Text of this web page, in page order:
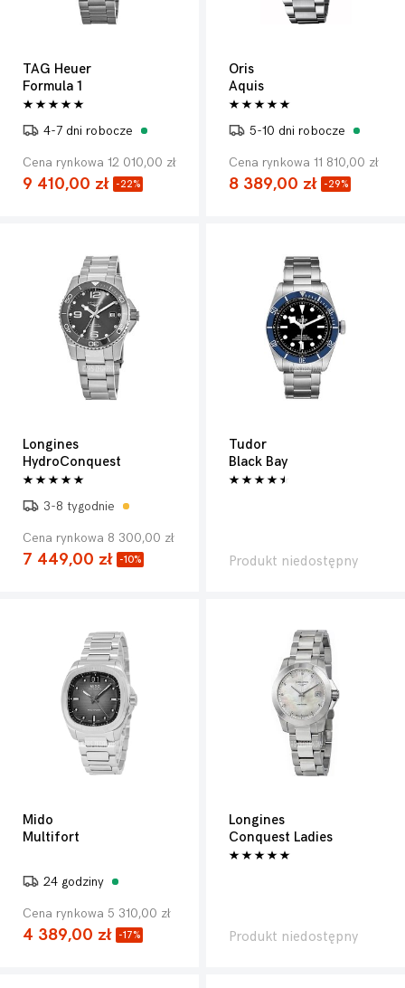
TAG Heuer
Formula 1
4-7 dni robocze
Cena rynkowa 12 010,00 zł
9 410,00 zł -22%
Oris
Aquis
5-10 dni robocze
Cena rynkowa 11 810,00 zł
8 389,00 zł -29%
Longines
HydroConquest
3-8 tygodnie
Cena rynkowa 8 300,00 zł
7 449,00 zł -10%
Tudor
Black Bay
Produkt niedostępny
Mido
Multifort
24 godziny
Cena rynkowa 5 310,00 zł
4 389,00 zł -17%
Longines
Conquest Ladies
Produkt niedostępny